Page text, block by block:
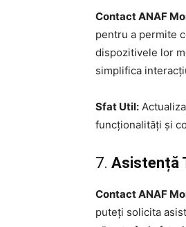
Contact ANAF
pentru a permite
dispozitivele lor
simplifica
Sfat Util:
funcționalități și
7. Asistență
Contact ANAF
puteți solicita